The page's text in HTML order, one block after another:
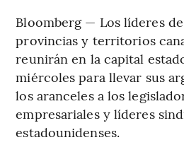
Bloomberg — Los líderes
provincias y territorios
reunirán en la capital
miércoles para llevar sus
los aranceles a los
empresariales y líderes
estadounidenses.